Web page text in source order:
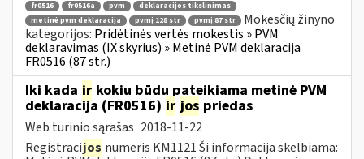
fr0516 fr0516a pvm
deklaracijos tikslinimas
metinė pvm deklaracija
pvmį 128 str pvmį 87 str
Mokesčių žinyno
kategorijos: Pridėtinės vertės mokestis » PVM
deklaravimas (IX skyrius) » Metinė PVM deklaracija
FR0516 (87 str.)
Iki kada ir kokiu būdu pateikiama metinė PVM
deklaracija (FR0516) ir jos priedas
Web turinio sąrašas 2018-11-22
Registracijos numeris KM1121 Ši informacija skelbiama: